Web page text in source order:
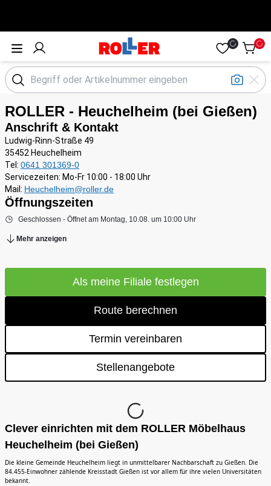
Öffne Menü
ROLLER - Heuchelheim (bei Gießen)
Anschrift & Kontakt
Ludwig-Rinn-Straße 49
35452 Heuchelheim
Tel: 0641 301369-0
Servicezeiten: Mo-Fr 10:00 - 18:00 Uhr
Mail: Heuchelheim@roller.de
Öffnungszeiten
Geschlossen - Öffnet am Montag, 10.08. um 10:00 Uhr
Mehr anzeigen
Als meine Filiale festlegen
Route berechnen
Termin vereinbaren
Stellenangebote
Clever einrichten mit dem ROLLER Möbelhaus
Heuchelheim (bei Gießen)
Die kleine Gemeinde Heuchelheim liegt in unmittelbarer Nachbarschaft zu Gießen. Die
84.455-Einwohner zählende Kreisstadt Gießen ist vor allem für ihre vielen Universitäten
bekannt.